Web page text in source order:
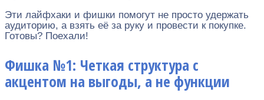
Эти лайфхаки и фишки помогут не просто удержать
аудиторию, а взять её за руку и провести к покупке.
Готовы? Поехали!
Фишка №1: Четкая структура с
акцентом на выгоды, а не функции